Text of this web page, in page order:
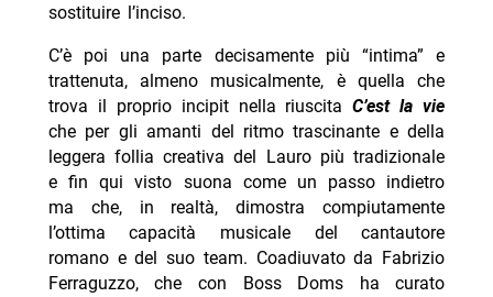
sostituire l’inciso.
C’è poi una parte decisamente più “intima” e
trattenuta, almeno musicalmente, è quella che
trova il proprio incipit nella riuscitaC’est la vie
che per gli amanti del ritmo trascinante e della
leggera follia creativa del Lauro più tradizionale
e fin qui visto suona come un passo indietro
ma che, in realtà, dimostra compiutamente
l’ottima capacità musicale del cantautore
romano e del suo team. Coadiuvato da Fabrizio
Ferraguzzo, che con Boss Doms ha curato